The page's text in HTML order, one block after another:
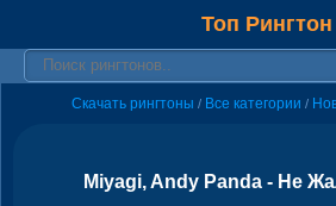
Топ Рингтон
Скачать рингтоны / Все категории /
Miyagi, Andy Panda - Не